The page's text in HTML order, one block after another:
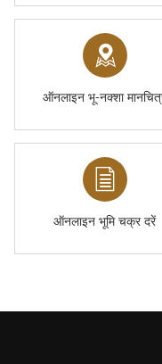
ऑनलाइन भू-नक्शा
ऑनलाइन भूमि चक्र दरें